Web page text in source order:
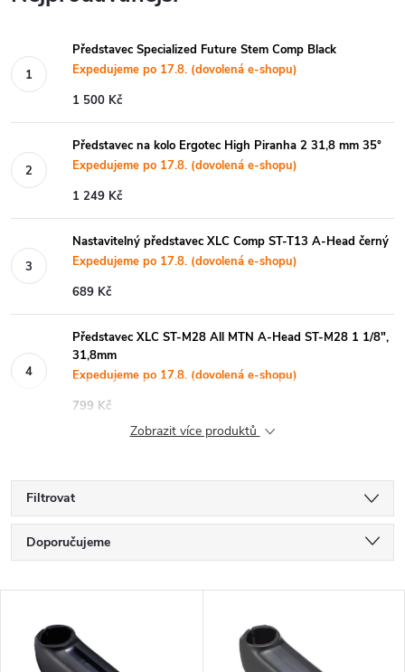
Představec Specialized Future Stem Comp Black
Expedujeme po 17.8. (dovolená e-shopu)
1 500 Kč
Představec na kolo Ergotec High Piranha 2 31,8 mm 35°
Expedujeme po 17.8. (dovolená e-shopu)
1 249 Kč
Nastavitelný představec XLC Comp ST-T13 A-Head černý
Expedujeme po 17.8. (dovolená e-shopu)
689 Kč
Představec XLC ST-M28 All MTN A-Head ST-M28 1 1/8",
31,8mm
Expedujeme po 17.8. (dovolená e-shopu)
799 Kč
Zobrazit více produktů
Filtrovat
Ř
a
Doporučujeme
Nejprodávanější